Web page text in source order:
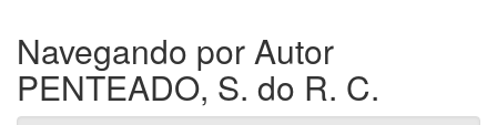
Navegando por Autor
PENTEADO, S. do R. C.